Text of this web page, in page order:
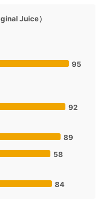
Juice）
95
92
89
58
84